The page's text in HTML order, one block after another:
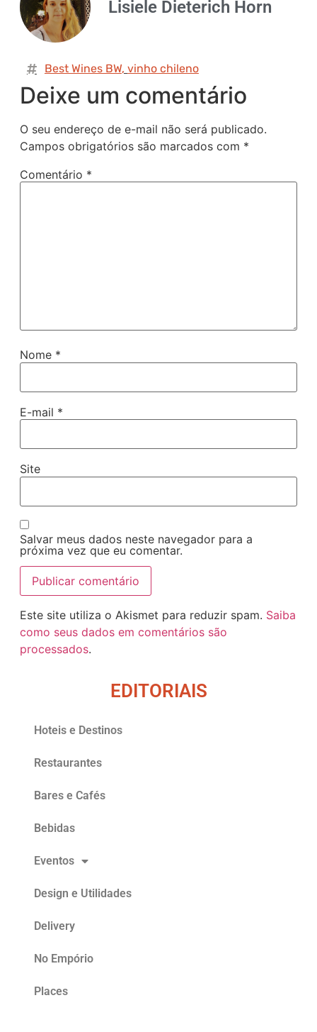
Lisiele Dieterich Horn
Best Wines BW, vinho chileno
Deixe um comentário
O seu endereço de e-mail não será publicado.
Campos obrigatórios são marcados com *
Comentário *
Nome *
E-mail *
Site
Salvar meus dados neste navegador para a
próxima vez que eu comentar.
Este site utiliza o Akismet para reduzir spam. Saiba
como seus dados em comentários são
processados.
EDITORIAIS
Hoteis e Destinos
Restaurantes
Bares e Cafés
Bebidas
Eventos
Design e Utilidades
Delivery
No Empório
Places